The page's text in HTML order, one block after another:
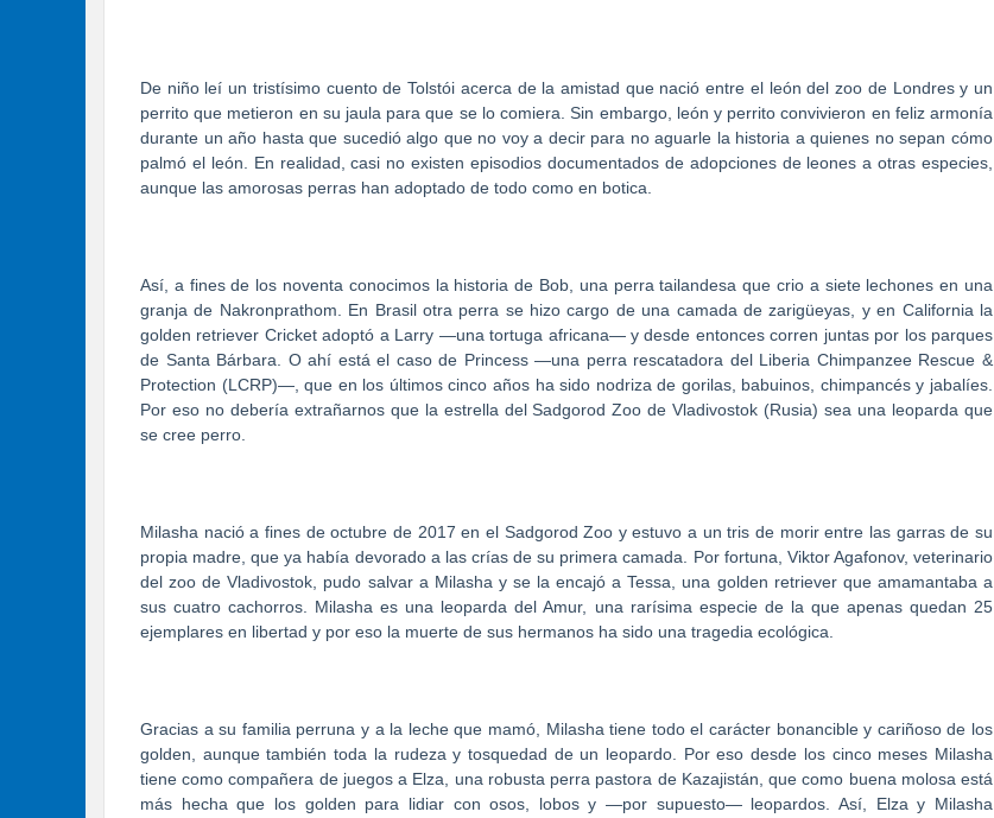
De niño leí un tristísimo cuento de Tolstói acerca de la amistad que nació entre el león del zoo de Londres y un
perrito que metieron en su jaula para que se lo comiera. Sin embargo, león y perrito convivieron en feliz armonía
durante un año hasta que sucedió algo que no voy a decir para no aguarle la historia a quienes no sepan cómo
palmó el león. En realidad, casi no existen episodios documentados de adopciones de leones a otras especies,
aunque las amorosas perras han adoptado de todo como en botica.
Así, a fines de los noventa conocimos la historia de Bob, una perra tailandesa que crio a siete lechones en una
granja de Nakronprathom. En Brasil otra perra se hizo cargo de una camada de zarigüeyas, y en California la
golden retriever Cricket adoptó a Larry —una tortuga africana— y desde entonces corren juntas por los parques
de Santa Bárbara. O ahí está el caso de Princess —una perra rescatadora del Liberia Chimpanzee Rescue &
Protection (LCRP)—, que en los últimos cinco años ha sido nodriza de gorilas, babuinos, chimpancés y jabalíes.
Por eso no debería extrañarnos que la estrella del Sadgorod Zoo de Vladivostok (Rusia) sea una leoparda que
se cree perro.
Milasha nació a fines de octubre de 2017 en el Sadgorod Zoo y estuvo a un tris de morir entre las garras de su
propia madre, que ya había devorado a las crías de su primera camada. Por fortuna, Viktor Agafonov, veterinario
del zoo de Vladivostok, pudo salvar a Milasha y se la encajó a Tessa, una golden retriever que amamantaba a
sus cuatro cachorros. Milasha es una leoparda del Amur, una rarísima especie de la que apenas quedan 25
ejemplares en libertad y por eso la muerte de sus hermanos ha sido una tragedia ecológica.
Gracias a su familia perruna y a la leche que mamó, Milasha tiene todo el carácter bonancible y cariñoso de los
golden, aunque también toda la rudeza y tosquedad de un leopardo. Por eso desde los cinco meses Milasha
tiene como compañera de juegos a Elza, una robusta perra pastora de Kazajistán, que como buena molosa está
más hecha que los golden para lidiar con osos, lobos y —por supuesto— leopardos. Así, Elza y Milasha